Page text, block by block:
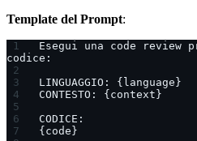
Template del Prompt:
Esegui una code review
codice:
LINGUAGGIO: {language}
CONTESTO: {context}
CODICE:
{code}